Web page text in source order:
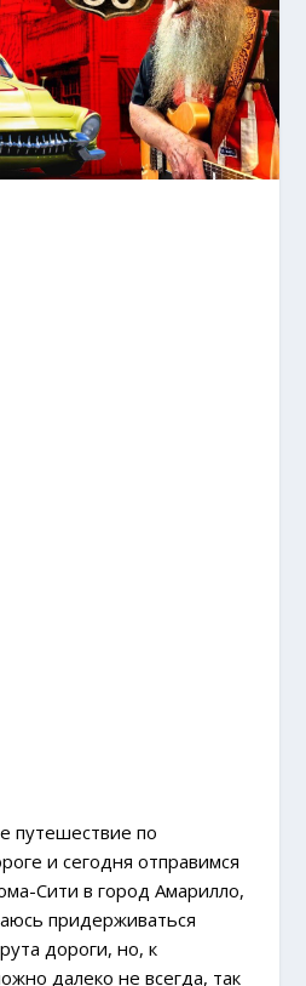
путешествие по
и сегодня отправимся
Сити в город Амарилло,
придерживаться
дороги, но, к
далеко не всегда, так